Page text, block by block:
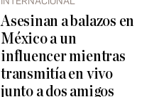
Asesinan a balazos en
México a un
influencer mientras
transmitía en vivo
junto a dos amigos